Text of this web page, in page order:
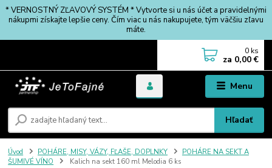
* VERNOSTNÝ ZĽAVOVÝ SYSTÉM * Vytvorte si u nás účet a pravidelnými
nákupmi získajte lepšie ceny. Čím viac u nás nakupujete, tým väčšiu zľavu
máte.
Menu
Hľadať
0 ks
za 0,00 €
Úvod POHÁRE, MISY, VÁZY, FĽAŠE, DOPLNKY
POHÁRE NA SEKT A
ŠUMIVÉ VÍNO
Kalich na sekt 160 ml Melodia 6 ks